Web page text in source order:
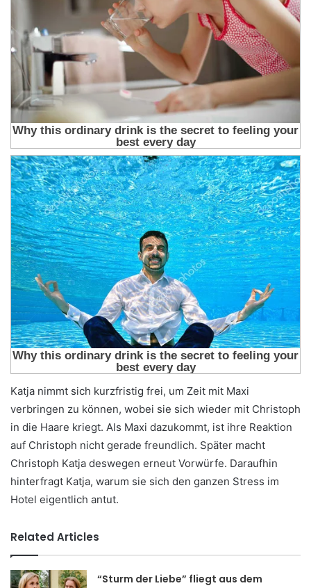
Katja nimmt sich kurzfristig frei, um Zeit mit Maxi
verbringen zu können, wobei sie sich wieder mit Christoph
in die Haare kriegt. Als Maxi dazukommt, ist ihre Reaktion
auf Christoph nicht gerade freundlich. Später macht
Christoph Katja deswegen erneut Vorwürfe. Daraufhin
hinterfragt Katja, warum sie sich den ganzen Stress im
Hotel eigentlich antut.
Related Articles
“Sturm der Liebe” fliegt aus dem